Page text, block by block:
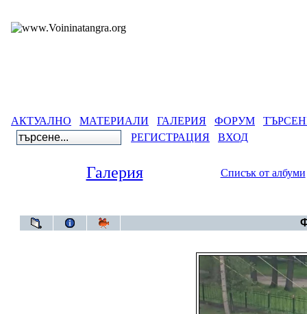
АКТУАЛНО МАТЕРИАЛИ ГАЛЕРИЯ ФОРУМ
РЕГИСТРАЦИЯ
ВХОД
Галерия Списък от албуми